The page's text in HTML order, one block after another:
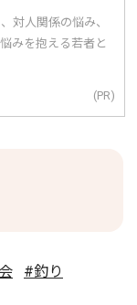
対人関係の悩み、
みを抱える若者と
(PR)
#釣り